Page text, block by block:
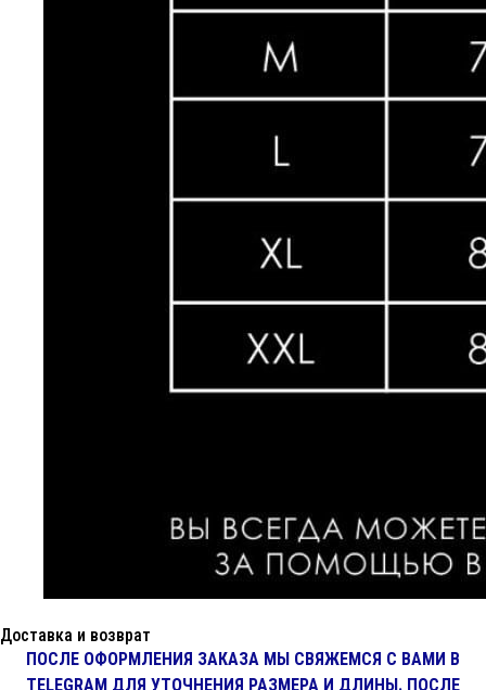
Доставка и возврат
ПОСЛЕ ОФОРМЛЕНИЯ ЗАКАЗА МЫ СВЯЖЕМСЯ С ВАМИ В
TELEGRAM ДЛЯ УТОЧНЕНИЯ РАЗМЕРА И ДЛИНЫ. ПОСЛЕ